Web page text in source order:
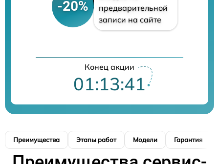
-20%
предварительной
записи на сайте
Конец акции
01:13:40
Преимущества Этапы работ Модели Гарантия